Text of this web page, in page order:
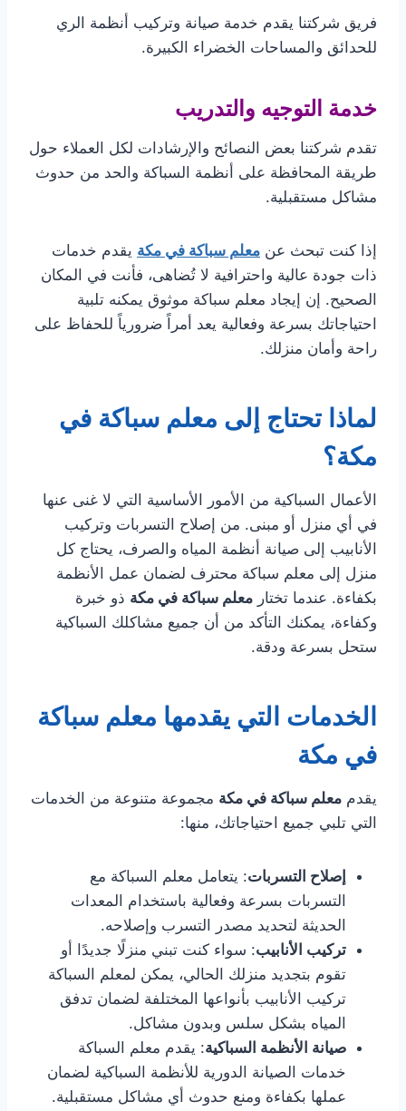
فريق شركتنا يقدم خدمة صيانة وتركيب أنظمة الري
للحدائق والمساحات الخضراء الكبيرة.
خدمة التوجيه والتدريب
تقدم شركتنا بعض النصائح والإرشادات لكل العملاء حول
طريقة المحافظة على أنظمة السباكة والحد من حدوث
مشاكل مستقبلية.
إذا كنت تبحث عن معلم سباكة في مكة يقدم خدمات
ذات جودة عالية واحترافية لا تُضاهى، فأنت في المكان
الصحيح. إن إيجاد معلم سباكة موثوق يمكنه تلبية
احتياجاتك بسرعة وفعالية يعد أمراً ضرورياً للحفاظ على
راحة وأمان منزلك.
لماذا تحتاج إلى معلم سباكة في
مكة؟
الأعمال السباكية من الأمور الأساسية التي لا غنى عنها
في أي منزل أو مبنى. من إصلاح التسربات وتركيب
الأنابيب إلى صيانة أنظمة المياه والصرف، يحتاج كل
منزل إلى معلم سباكة محترف لضمان عمل الأنظمة
بكفاءة. عندما تختار معلم سباكة في مكة ذو خبرة
وكفاءة، يمكنك التأكد من أن جميع مشاكلك السباكية
ستحل بسرعة ودقة.
الخدمات التي يقدمها معلم سباكة
في مكة
يقدم معلم سباكة في مكة مجموعة متنوعة من الخدمات
التي تلبي جميع احتياجاتك، منها:
إصلاح التسربات: يتعامل معلم السباكة مع
التسربات بسرعة وفعالية باستخدام المعدات
الحديثة لتحديد مصدر التسرب وإصلاحه.
تركيب الأنابيب: سواء كنت تبني منزلًا جديدًا أو
تقوم بتجديد منزلك الحالي، يمكن لمعلم السباكة
تركيب الأنابيب بأنواعها المختلفة لضمان تدفق
المياه بشكل سلس وبدون مشاكل.
صيانة الأنظمة السباكية: يقدم معلم السباكة
خدمات الصيانة الدورية للأنظمة السباكية لضمان
عملها بكفاءة ومنع حدوث أي مشاكل مستقبلية.